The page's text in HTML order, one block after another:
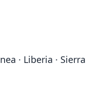
· Liberia · Sierra